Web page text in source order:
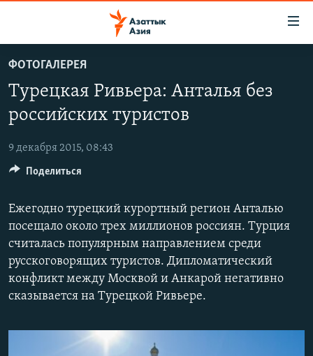
основному
содержанию
Вернутся
навигации
поиску
КАЗАХСТАН
УЗБЕКИСТАН
ТАДЖИКИСТАН
НОВОСТИ
ВОЙНА В УКРАИНЕ
НА ДРУГИХ ЯЗЫКАХ
ҚАЗАҚША
ЎЗБЕКЧА
ТОҶИКӢ
TÜRKMENÇE
Все сайты РСЕ/РС
ФОТОГАЛЕРЕЯ
Турецкая Ривьера: Анталья без
российских туристов
9 декабря 2015, 08:43
Ежегодно турецкий курортный регион Анталью
посещало около трех миллионов россиян. Турция
считалась популярным направлением среди
русскоговорящих туристов. Дипломатический
конфликт между Москвой и Анкарой негативно
сказывается на Турецкой Ривьере.
Поделиться